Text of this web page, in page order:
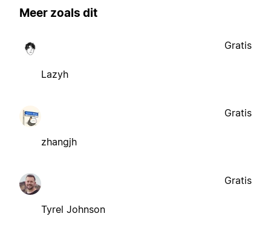
Meer zoals dit
Lazyh
Gratis
zhangjh
Gratis
Tyrel Johnson
Gratis